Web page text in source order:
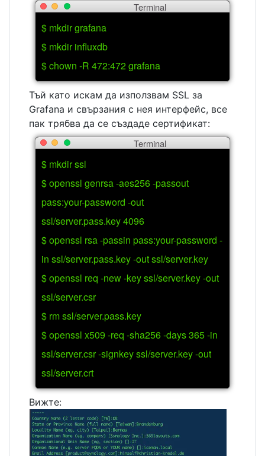
Terminal
$ mkdir grafana
$ mkdir influxdb
$ chown -R 472:472 grafana
Тъй като искам да използвам SSL за
Grafana и свързания с нея интерфейс, все
пак трябва да се създаде сертификат:
Terminal
$ mkdir ssl
$ openssl genrsa -aes256 -passout
pass:your-password -out
ssl/server.pass.key 4096
$ openssl rsa -passin pass:your-password -
in ssl/server.pass.key -out ssl/server.key
$ openssl req -new -key ssl/server.key -out
ssl/server.csr
$ rm ssl/server.pass.key
$ openssl x509 -req -sha256 -days 365 -in
ssl/server.csr -signkey ssl/server.key -out
ssl/server.crt
Вижте: